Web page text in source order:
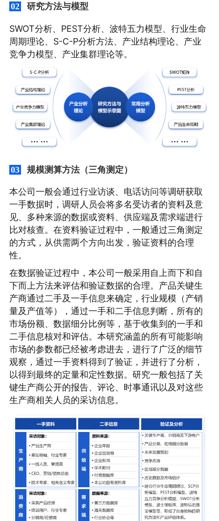
02 研究方法与模型
SWOT分析、PEST分析、波特五力模型、行业生命
周期理论、S-C-P分析方法、产业结构理论、产业
竞争力模型、产业集群理论等。
03 规模测算方法（三角测定）
本公司一般会通过行业访谈、电话访问等调研获取
一手数据时，调研人员会将多名受访者的资料及意
见、多种来源的数据或资料、供应端及需求端进行
比对核查。在资料验证过程中，一般通过三角测定
的方式，从供需两个方向出发，验证资料的合理
性。
在数据验证过程中，本公司一般采用自上而下和自
下而上方法来评估和验证数据的合理。产品关键生
产商通过二手及一手信息来确定，行业规模（产销
量及产值等），通过一手和二手信息判断，所有的
市场份额、数据细分比例等，基于收集到的一手和
二手信息核对和评估。本研究涵盖的所有可能影响
市场的参数都已经被考虑进去，进行了广泛的细节
观察，通过一手资料得到了验证，并进行了分析，
以得到最终的定量和定性数据。研究一般包括了关
键生产商公开的报告、评论、时事通讯以及对这些
生产商相关人员的采访信息。